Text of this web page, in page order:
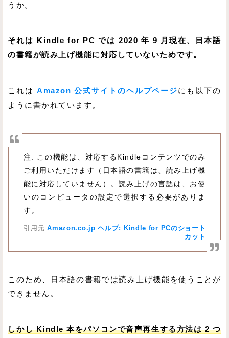
うか。
それは Kindle for PC では 2020 年 9 月現在、日本語
の書籍が読み上げ機能に対応していないためです。
これはAmazon 公式サイトのヘルプページにも以下の
ように書かれています。
注: この機能は、対応するKindleコンテンツでのみ
ご利用いただけます（日本語の書籍は、読み上げ機
能に対応していません）。読み上げの言語は、お使
いのコンピュータの設定で選択する必要がありま
す。
引用元:Amazon.co.jp ヘルプ: Kindle for PCのショート
カット
このため、日本語の書籍では読み上げ機能を使うことが
できません。
しかし Kindle 本をパソコンで音声再生する方法は 2 つ